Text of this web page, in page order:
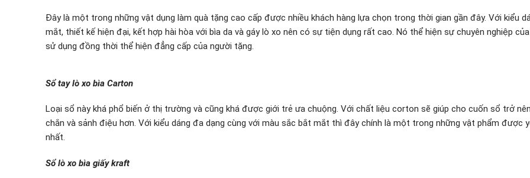
Đây là một trong những vật dụng làm quà tặng cao cấp được nhiều khách hàng lựa chọn trong thời gian gần đây. Với kiểu
mắt, thiết kế hiện đại, kết hợp hài hòa với bìa da và gáy lò xo nên có sự tiện dụng rất cao. Nó thể hiện sự chuyên nghiệp
sử dụng đồng thời thể hiện đẳng cấp của người tặng.
Sổ tay lò xo bìa Carton
Loại sổ này khá phổ biến ở thị trường và cũng khá được giới trẻ ưa chuộng. Với chất liệu corton sẽ giúp cho cuốn sổ trở
chắn và sảnh điệu hơn. Với kiểu dáng đa dạng cùng với màu sắc bắt mắt thì đây chính là một trong những vật phẩm được
nhất.
Sổ lò xo bìa giấy kraft